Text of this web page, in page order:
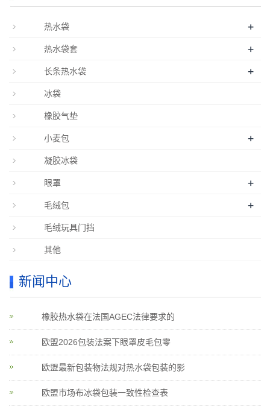
热水袋 +
热水袋套 +
长条热水袋 +
冰袋
橡胶气垫
小麦包 +
凝胶冰袋
眼罩 +
毛绒包 +
毛绒玩具门挡
其他
新闻中心
橡胶热水袋在法国AGEC法律要求的
欧盟2026包装法案下眼罩皮毛包零
欧盟最新包装物法规对热水袋包装的影
欧盟市场布冰袋包装一致性检查表